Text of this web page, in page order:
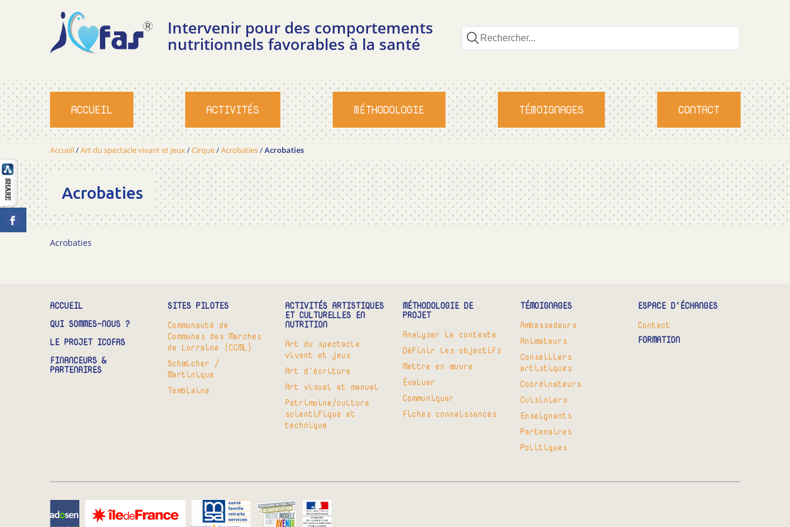
Intervenir pour des comportements
nutritionnels favorables à la santé
ACCUEIL ACTIVITÉS MÉTHODOLOGIE TÉMOIGNAGES CONTACT
Accueil/Art du spectacle vivant et jeux/Cirque/Acrobaties/Acrobaties
Acrobaties
Acrobaties
ACCUEIL
QUI SOMMES-NOUS ?
LE PROJET ICOFAS
FINANCEURS &
PARTENAIRES
SITES PILOTES
Communauté de
Communes des Marches
de Lorraine (CCML)
Schœlcher /
Martinique
Tomblaine
ACTIVITÉS ARTISTIQUES
ET CULTURELLES EN
NUTRITION
Art du spectacle
vivant et jeux
Art d’écriture
Art visuel et manuel
Patrimoine/culture
scientifique et
technique
MÉTHODOLOGIE DE
PROJET
Analyser le contexte
Définir les objectifs
Mettre en œuvre
Évaluer
Communiquer
Fiches connaissances
TÉMOIGNAGES
Ambassadeurs
Animateurs
Conseillers
artistiques
Coordinateurs
Cuisiniers
Enseignants
Partenaires
Politiques
ESPACE D’ÉCHANGES
Contact
FORMATION